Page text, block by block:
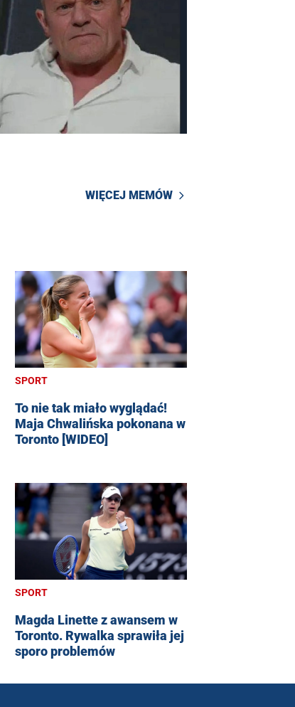
WIĘCEJ MEMÓW
SPORT
To nie tak miało wyglądać!
Maja Chwalińska pokonana w
Toronto [WIDEO]
SPORT
Magda Linette z awansem w
Toronto. Rywalka sprawiła jej
sporo problemów